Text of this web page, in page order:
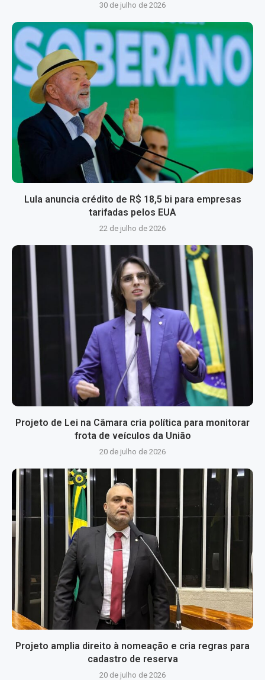
30 de julho de 2026
Lula anuncia crédito de R$ 18,5 bi para empresas
tarifadas pelos EUA
22 de julho de 2026
Projeto de Lei na Câmara cria política para monitorar
frota de veículos da União
20 de julho de 2026
Projeto amplia direito à nomeação e cria regras para
cadastro de reserva
20 de julho de 2026